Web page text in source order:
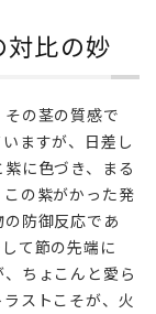
対比の妙
の茎の質感で
ますが、日差し
に色づき、まる
の紫がかった発
防御反応であ
て節の先端に
ちょこんと愛ら
ストこそが、火